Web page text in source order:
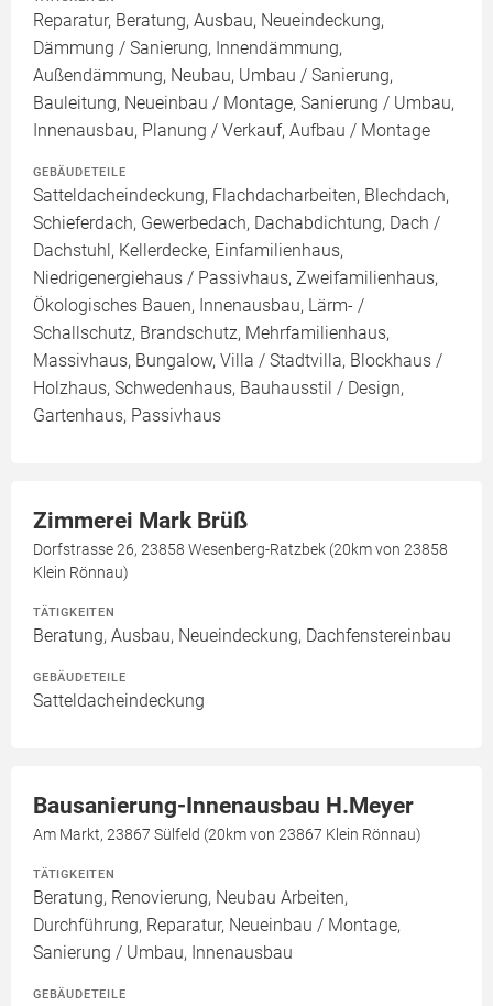
Reparatur, Beratung, Ausbau, Neueindeckung,
Dämmung / Sanierung, Innendämmung,
Außendämmung, Neubau, Umbau / Sanierung,
Bauleitung, Neueinbau / Montage, Sanierung / Umbau,
Innenausbau, Planung / Verkauf, Aufbau / Montage
GEBÄUDETEILE
Satteldacheindeckung, Flachdacharbeiten, Blechdach,
Schieferdach, Gewerbedach, Dachabdichtung, Dach /
Dachstuhl, Kellerdecke, Einfamilienhaus,
Niedrigenergiehaus / Passivhaus, Zweifamilienhaus,
Ökologisches Bauen, Innenausbau, Lärm- /
Schallschutz, Brandschutz, Mehrfamilienhaus,
Massivhaus, Bungalow, Villa / Stadtvilla, Blockhaus /
Holzhaus, Schwedenhaus, Bauhausstil / Design,
Gartenhaus, Passivhaus
Zimmerei Mark Brüß
Dorfstrasse 26, 23858 Wesenberg-Ratzbek (20km von 23858
Klein Rönnau)
TÄTIGKEITEN
Beratung, Ausbau, Neueindeckung, Dachfenstereinbau
GEBÄUDETEILE
Satteldacheindeckung
Bausanierung-Innenausbau H.Meyer
Am Markt, 23867 Sülfeld (20km von 23867 Klein Rönnau)
TÄTIGKEITEN
Beratung, Renovierung, Neubau Arbeiten,
Durchführung, Reparatur, Neueinbau / Montage,
Sanierung / Umbau, Innenausbau
GEBÄUDETEILE